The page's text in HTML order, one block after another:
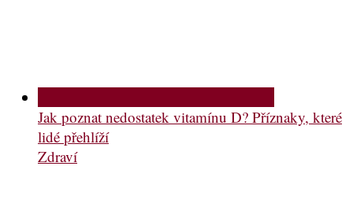
Jak poznat nedostatek vitamínu D? Příznaky, které
lidé přehlíží
Zdraví